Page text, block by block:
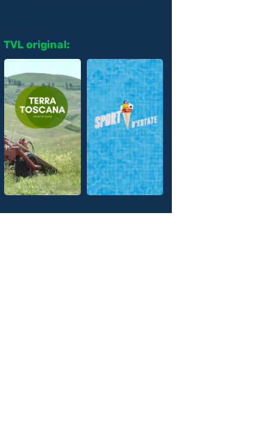
TVL original: